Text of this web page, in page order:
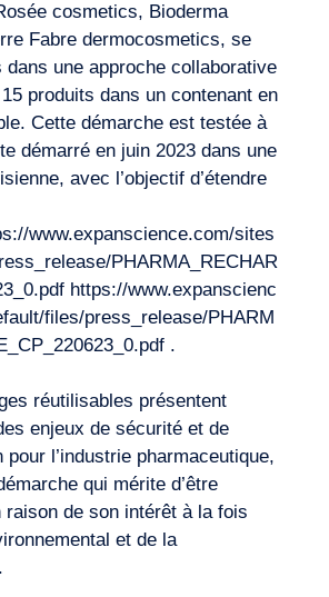
cosmetics, Bioderma
Fabre dermocosmetics, se
dans une approche collaborative
produits dans un contenant en
Cette démarche est testée à
démarré en juin 2023 dans une
avec l’objectif d’étendre
www.expanscience.com/sites
PHARMA_RECHAR
https://www.expanscienc
files/press_release/PHARM
.
réutilisables présentent
enjeux de sécurité et de
pour l’industrie pharmaceutique,
qui mérite d’être
raison de son intérêt à la fois
et de la